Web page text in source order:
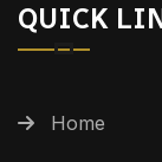
QUICK
Home